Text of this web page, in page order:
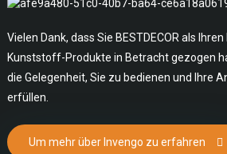
Vielen Dank, dass Sie BESTDECOR als
Kunststoff-Produkte in Betracht gezogen
die Gelegenheit, Sie zu bedienen und Ihre
erfüllen.
Um mehr über Invengo zu erfahren